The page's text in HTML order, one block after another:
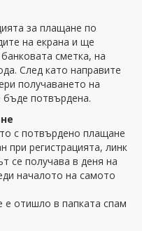
за плащане по
на екрана и ще
сметка, на
След като направите
получаването на
потвърдена.
с потвърдено плащане
при регистрацията, линк
се получава в деня на
началото на самото
отишло в папката спам